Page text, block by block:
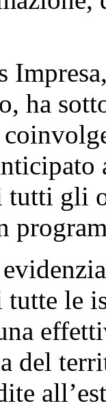
ha
gli
le
del